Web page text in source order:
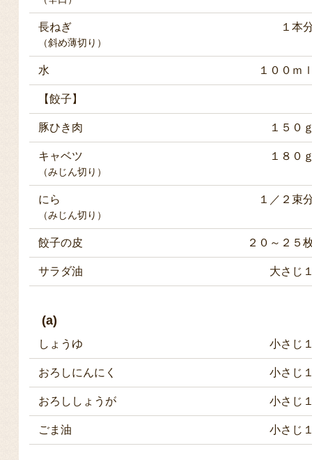
長ねぎ １本
（斜め薄切り）
水 １００ｍ
【餃子】
豚ひき肉 １５０
キャベツ １８０
（みじん切り）
にら １／２束
（みじん切り）
餃子の皮 ２０～２５
サラダ油 大さじ
(a)
しょうゆ 小さじ
おろしにんにく 小さじ
おろししょうが 小さじ
ごま油 小さじ